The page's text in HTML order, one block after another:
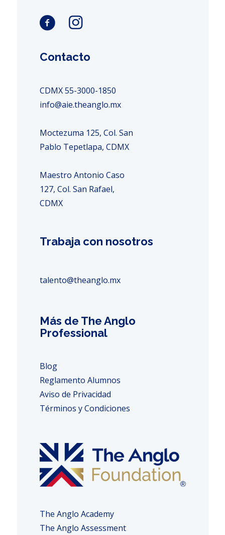
Contacto
CDMX 55-3000-1850
info@aie.theanglo.mx
Moctezuma 125, Col. San
Pablo Tepetlapa, CDMX
Maestro Antonio Caso
127, Col. San Rafael,
CDMX
Trabaja con nosotros
talento@theanglo.mx
Más de The Anglo
Professional
Blog
Reglamento Alumnos
Aviso de Privacidad
Términos y Condiciones
The Anglo Academy
The Anglo Assessment